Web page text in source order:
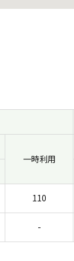
一時利用
110
-